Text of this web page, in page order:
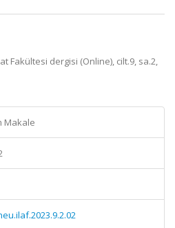
Fakültesi dergisi (Online), cilt.9, sa.2,
Makale